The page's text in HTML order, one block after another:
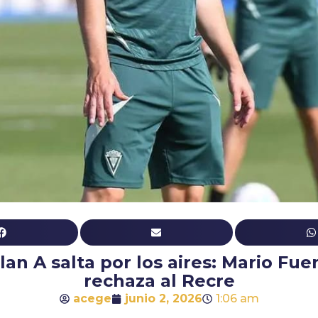
A salta por los aires: Mario
rechaza al Recre
acege junio 2, 2026 1:06 am